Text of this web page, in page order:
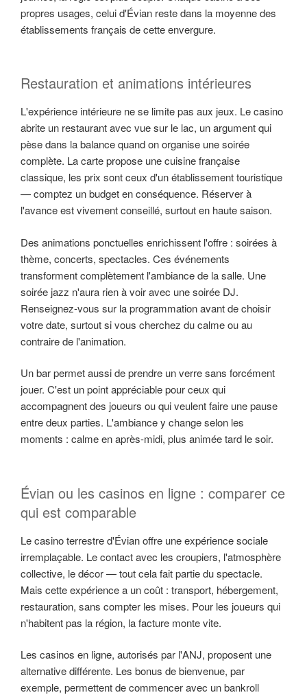
propres usages, celui d'Évian reste dans la moyenne des
établissements français de cette envergure.
Restauration et animations intérieures
L'expérience intérieure ne se limite pas aux jeux. Le casino
abrite un restaurant avec vue sur le lac, un argument qui
pèse dans la balance quand on organise une soirée
complète. La carte propose une cuisine française
classique, les prix sont ceux d'un établissement touristique
— comptez un budget en conséquence. Réserver à
l'avance est vivement conseillé, surtout en haute saison.
Des animations ponctuelles enrichissent l'offre : soirées à
thème, concerts, spectacles. Ces événements
transforment complètement l'ambiance de la salle. Une
soirée jazz n'aura rien à voir avec une soirée DJ.
Renseignez-vous sur la programmation avant de choisir
votre date, surtout si vous cherchez du calme ou au
contraire de l'animation.
Un bar permet aussi de prendre un verre sans forcément
jouer. C'est un point appréciable pour ceux qui
accompagnent des joueurs ou qui veulent faire une pause
entre deux parties. L'ambiance y change selon les
moments : calme en après-midi, plus animée tard le soir.
Évian ou les casinos en ligne : comparer ce
qui est comparable
Le casino terrestre d'Évian offre une expérience sociale
irremplaçable. Le contact avec les croupiers, l'atmosphère
collective, le décor — tout cela fait partie du spectacle.
Mais cette expérience a un coût : transport, hébergement,
restauration, sans compter les mises. Pour les joueurs qui
n'habitent pas la région, la facture monte vite.
Les casinos en ligne, autorisés par l'ANJ, proposent une
alternative différente. Les bonus de bienvenue, par
exemple, permettent de commencer avec un bankroll